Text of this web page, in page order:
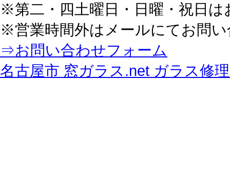
※第二・四土曜日・日曜・祝日は
※営業時間外はメールにてお問
⇒お問い合わせフォーム
名古屋市 窓ガラス.net ガラス修